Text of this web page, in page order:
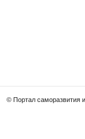
© Портал саморазвития